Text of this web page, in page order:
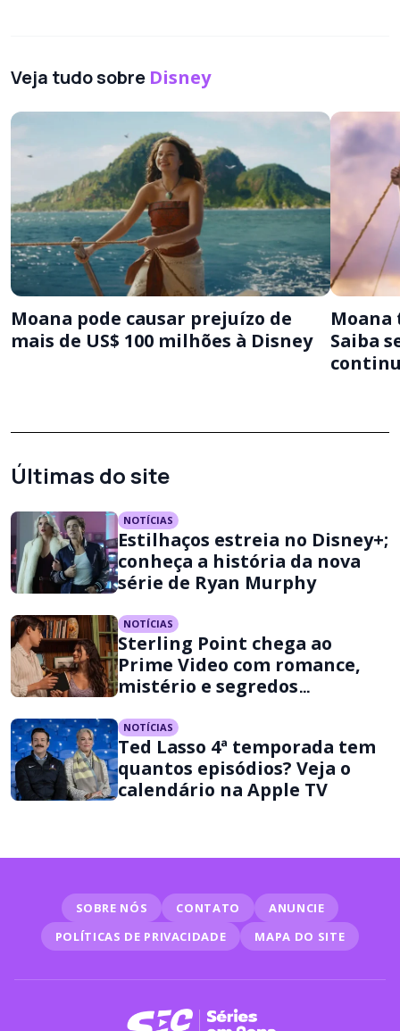
Veja tudo sobre Disney
Moana pode causar prejuízo de
mais de US$ 100 milhões à Disney
Moana
Saiba
Últimas do site
NOTÍCIAS
Estilhaços estreia no Disney+;
conheça a história da nova
série de Ryan Murphy
NOTÍCIAS
Sterling Point chega ao
Prime Video com romance,
mistério e segredos
NOTÍCIAS
Ted Lasso 4ª temporada tem
quantos episódios? Veja o
calendário na Apple TV
SOBRE NÓS CONTATO
ANUNCIE
POLÍTICAS DE PRIVACIDADE
MAPA DO SITE